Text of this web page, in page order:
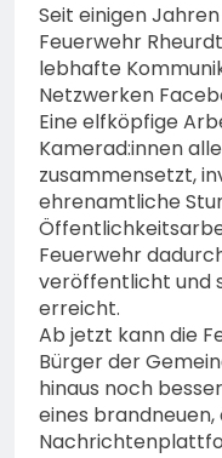
Seit einigen
Feuerwehr
lebhafte
Netzwerken
Eine elfköpfige
Kamerad:innen
zusammensetzt,
ehrenamtliche
Feuerwehr
veröffentlicht und
erreicht.
Ab jetzt kann die
Bürger der
hinaus noch
eines